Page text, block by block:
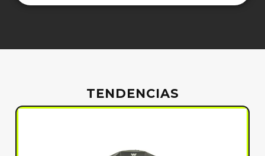
TENDENCIAS